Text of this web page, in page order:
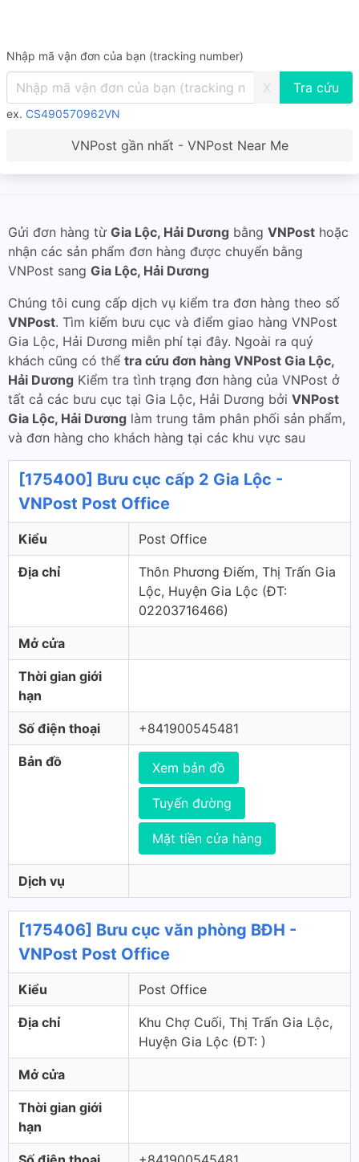
Nhập mã vận đơn của bạn (tracking number)
X
ex. CS490570962VN
VNPost gần nhất - VNPost Near Me
Gửi đơn hàng từ Gia Lộc, Hải Dương bằng VNPost hoặc
nhận các sản phẩm đơn hàng được chuyển bằng
VNPost sang Gia Lộc, Hải Dương
Chúng tôi cung cấp dịch vụ kiểm tra đơn hàng theo số
VNPost. Tìm kiếm bưu cục và điểm giao hàng VNPost
Gia Lộc, Hải Dương miễn phí tại đây. Ngoài ra quý
khách cũng có thể tra cứu đơn hàng VNPost Gia Lộc,
Hải Dương Kiểm tra tình trạng đơn hàng của VNPost ở
tất cả các bưu cục tại Gia Lộc, Hải Dương bởi VNPost
Gia Lộc, Hải Dương làm trung tâm phân phối sản phẩm,
và đơn hàng cho khách hàng tại các khu vực sau
[175400] Bưu cục cấp 2 Gia Lộc -
VNPost Post Office
Kiểu Post Office
Địa chỉ
Thôn Phương Điếm, Thị Trấn Gia
Lộc, Huyện Gia Lộc (ÐT:
02203716466)
Mở cửa
Thời gian giới
hạn
Số điện thoại +841900545481
Bản đồ Xem bản đồ
Tuyến đường
Mặt tiền cửa hàng
Dịch vụ
[175406] Bưu cục văn phòng BĐH -
VNPost Post Office
Kiểu Post Office
Địa chỉ
Khu Chợ Cuối, Thị Trấn Gia Lộc,
Huyện Gia Lộc (ÐT: )
Mở cửa
Thời gian giới
hạn